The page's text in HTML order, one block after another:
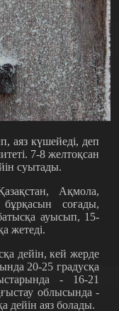
аяз күшейеді, деп
7-8 желтоқсан
суытады.
Ақмола,
соғады,
ауысып, 15-
жетеді.
дейін, кей жерде
20-25 градусқа
- 16-21
облысында -
дейін аяз болады.